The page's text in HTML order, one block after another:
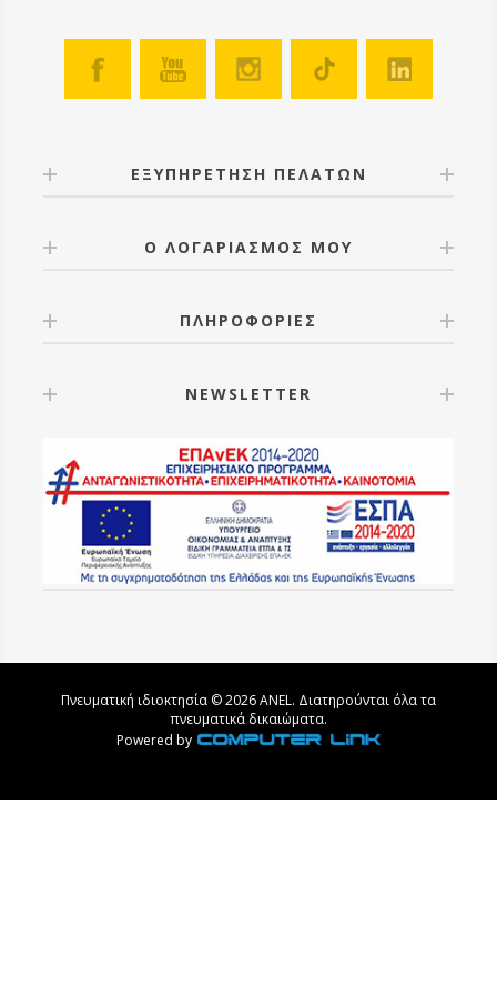
ΕΞΥΠΗΡΕΤΗΣΗ ΠΕΛΑΤΩΝ
Ο ΛΟΓΑΡΙΑΣΜΟΣ ΜΟΥ
ΠΛΗΡΟΦΟΡΙΕΣ
NEWSLETTER
Πνευματική ιδιοκτησία © 2026 ANEL. Διατηρούνται όλα τα
πνευματικά δικαιώματα.
Powered by